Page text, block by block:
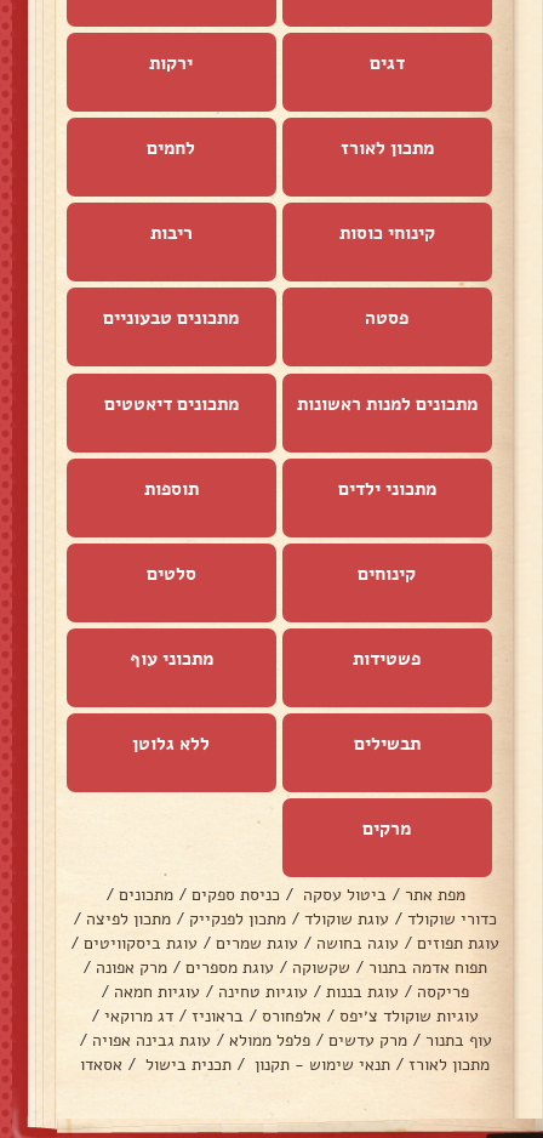
דגים ירקות
מתכון לאורז לחמים
קינוחי כוסות ריבות
פסטה מתכונים טבעוניים
מתכונים למנות ראשונות מתכונים דיאטטים
מתכוני ילדים תוספות
קינוחים סלטים
פשטידות מתכוני עוף
תבשילים ללא גלוטן
מרקים
מפת אתר / ביטול עסקה / כניסת ספקים / מתכונים /
כדורי שוקולד / עוגת שוקולד / מתכון לפנקייק / מתכון לפיצה /
עוגת תפוזים / עוגה בחושה / עוגת שמרים / עוגת ביסקוויטים /
תפוח אדמה בתנור / שקשוקה / עוגת מספרים / מרק אפונה /
פריקסה / עוגת בננות / עוגיות טחינה / עוגיות חמאה /
עוגיות שוקולד צ׳יפס / אלפחורס / בראוניז / דג מרוקאי /
עוף בתנור / מרק עדשים / פלפל ממולא / עוגת גבינה אפויה /
מתכון לאורז / תנאי שימוש - תקנון / תכנית בישול / אסאדו